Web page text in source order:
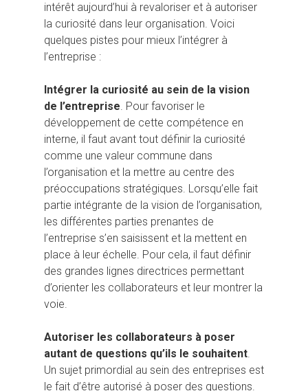
intérêt aujourd’hui à revaloriser et à autoriser
la curiosité dans leur organisation. Voici
quelques pistes pour mieux l’intégrer à
l’entreprise :
Intégrer la curiosité au sein de la vision
de l’entreprise. Pour favoriser le
développement de cette compétence en
interne, il faut avant tout définir la curiosité
comme une valeur commune dans
l’organisation et la mettre au centre des
préoccupations stratégiques. Lorsqu’elle fait
partie intégrante de la vision de l’organisation,
les différentes parties prenantes de
l’entreprise s’en saisissent et la mettent en
place à leur échelle. Pour cela, il faut définir
des grandes lignes directrices permettant
d’orienter les collaborateurs et leur montrer la
voie.
Autoriser les collaborateurs à poser
autant de questions qu’ils le souhaitent.
Un sujet primordial au sein des entreprises est
le fait d’être autorisé à poser des questions.